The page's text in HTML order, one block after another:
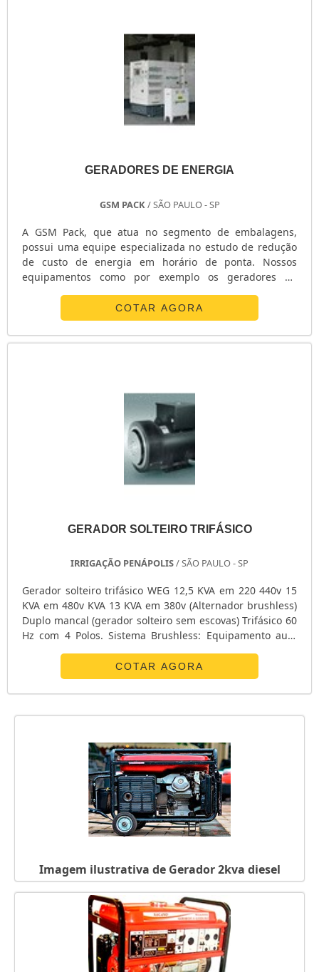
GERADORES DE ENERGIA
GSM PACK / SÃO PAULO - SP
A GSM Pack, que atua no segmento de embalagens,
possui uma equipe especializada no estudo de redução
de custo de energia em horário de ponta. Nossos
equipamentos como por exemplo os geradores de
testados rigorosamente para garantir ótimo
desempenho em campo. Temos disponíveis vários
grupos de geradores de energia para locação .Esses
COTAR AGORA
GERADOR SOLTEIRO TRIFÁSICO
IRRIGAÇÃO PENÁPOLIS/ SÃO PAULO - SP
Gerador solteiro trifásico WEG 12,5 KVA em 220 440v 15
KVA em 480v KVA 13 KVA em 380v (Alternador brushless)
Duplo mancal (gerador solteiro sem escovas) Trifásico 60
Hz com 4 Polos. Sistema Brushless: Equipamento auto
regulado e autoexcitado por sistema sem escovas por
meio de excitratriz independente ao campo principal
sem utilização de anéis e escovas. Possui proteção para o
regulador em baixa frequência (queda na rotação do
COTAR AGORA
Imagem ilustrativa de Gerador 2kva diesel